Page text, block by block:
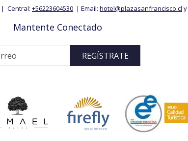
Central: +56223604530 | Email: hotel@plazasanfrancisco.cl y
Mantente Conectado
REGÍSTRATE